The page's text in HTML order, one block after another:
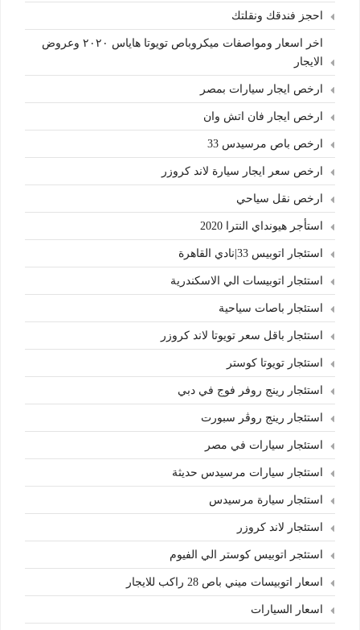
احجز فندقك ونقلتك
اخر اسعار ومواصفات ميكروباص تويوتا هاياس ٢٠٢٠ وعروض
الايجار
ارخص ايجار سيارات بمصر
ارخص ايجار فان اتش وان
ارخص باص مرسيدس 33
ارخص سعر ايجار سيارة لاند كروزر
ارخص نقل سياحي
استأجر هيونداي النترا 2020
استئجار اتوبيس 33|نادي القاهرة
استئجار اتوبيسات الي الاسكندرية
استئجار باصات سياحية
استئجار باقل سعر تويوتا لاند كروزر
استئجار تويوتا كوستر
استئجار رينج روفر فوج في دبي
استئجار رينج روڤر سبورت
استئجار سيارات في مصر
استئجار سيارات مرسيدس حديثة
استئجار سيارة مرسيدس
استئجار لاند كروزر
استئجر اتوبيس كوستر الي الفيوم
اسعار اتوبيسات ميني باص 28 راكب للايجار
اسعار السيارات